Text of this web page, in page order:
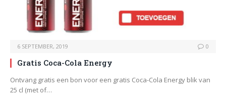
6 SEPTEMBER, 2019 0
Gratis Coca-Cola Energy
Ontvang gratis een bon voor een gratis Coca-Cola Energy blik van
25 cl (met of…